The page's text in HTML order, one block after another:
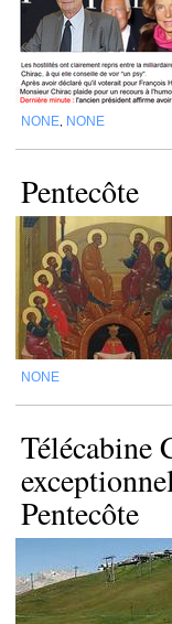
NONE NONE
Pentecôte
NONE
Télécabine
Pentecôte